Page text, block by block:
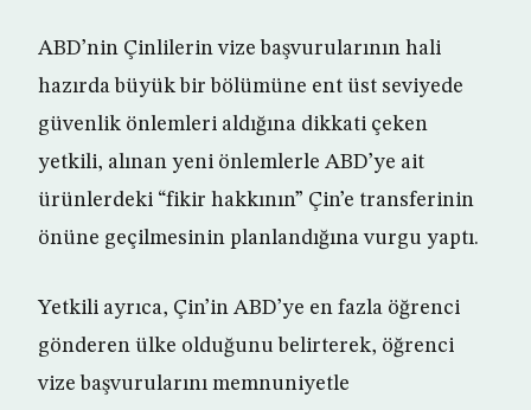
ABD’nin Çinlilerin vize başvurularının hali
hazırda büyük bir bölümüne ent üst seviyede
güvenlik önlemleri aldığına dikkati çeken
yetkili, alınan yeni önlemlerle ABD’ye ait
ürünlerdeki “fikir hakkının” Çin’e transferinin
önüne geçilmesinin planlandığına vurgu yaptı.
Yetkili ayrıca, Çin’in ABD’ye en fazla öğrenci
gönderen ülke olduğunu belirterek, öğrenci
vize başvurularını memnuniyetle